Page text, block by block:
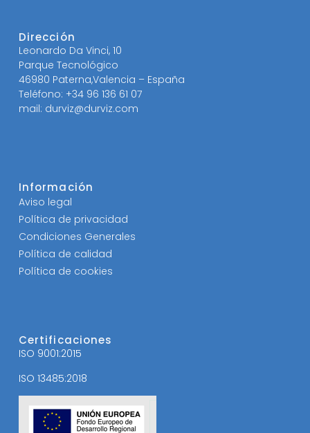
Dirección
Leonardo Da Vinci, 10
Parque Tecnológico
46980 Paterna,Valencia – España
Teléfono: +34 96 136 61 07
mail: durviz@durviz.com
Información
Aviso legal
Política de privacidad
Condiciones Generales
Política de calidad
Política de cookies
Certificaciones
ISO 9001:2015
ISO 13485:2018